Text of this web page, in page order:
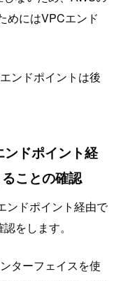
めにはVPCエンド
ンドポイントは後
ドポイント経
ことの確認
ンドポイント経由で
をします。
ターフェイスを使